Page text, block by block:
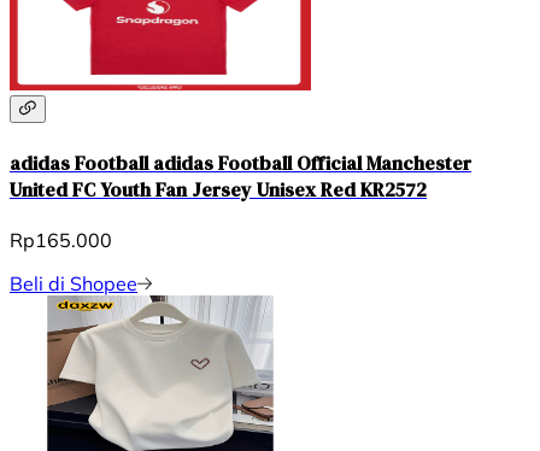
adidas Football adidas Football Official Manchester
United FC Youth Fan Jersey Unisex Red KR2572
Rp165.000
Beli di Shopee